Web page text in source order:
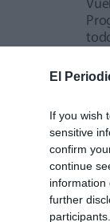
El
If you wish
sensitive
confirm
continue
information
further